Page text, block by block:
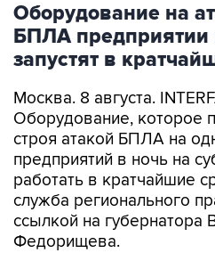
Оборудование на
БПЛА
запустят в
Москва. 8 августа.
Оборудование, которое
строя атакой БПЛА на
предприятий в ночь на
работать в кратчайшие
служба регионального
ссылкой на губернатора
Федорищева.